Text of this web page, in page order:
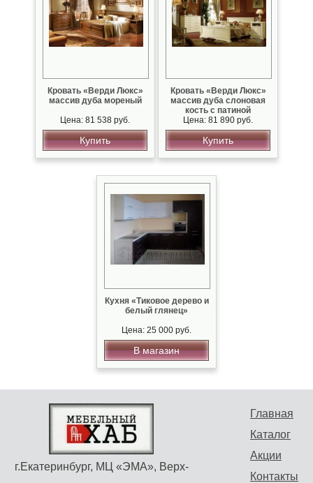
Кровать «Верди Люкс»
массив дуба мореный
Цена: 81 538 руб.
Купить
Кровать «Верди Люкс»
массив дуба слоновая
кость с патиной
Цена: 81 890 руб.
Купить
Кухня «Тиковое дерево и
белый глянец»
Цена: 25 000 руб.
В магазин
Главная
Каталог
Акции
Контакты
г.Екатеринбург, МЦ «ЭМА», Верх-